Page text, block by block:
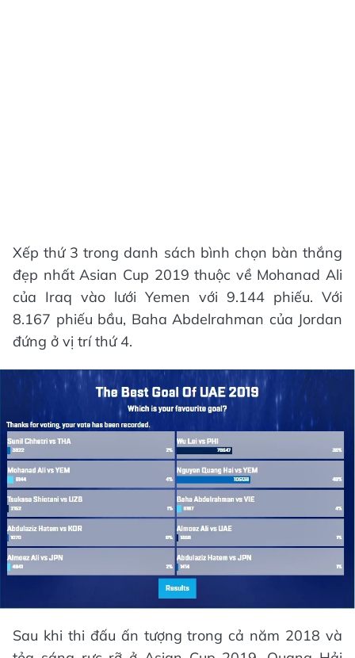
Xếp thứ 3 trong danh sách bình chọn bàn thắng
đẹp nhất Asian Cup 2019 thuộc về Mohanad Ali
của Iraq vào lưới Yemen với 9.144 phiếu. Với
8.167 phiếu bầu, Baha Abdelrahman của Jordan
đứng ở vị trí thứ 4.
Sau khi thi đấu ấn tượng trong cả năm 2018 và